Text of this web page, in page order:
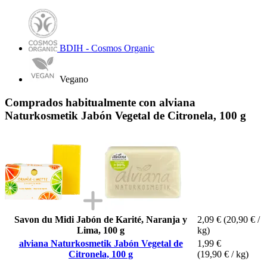
BDIH - Cosmos Organic
Vegano
Comprados habitualmente con alviana
Naturkosmetik Jabón Vegetal de Citronela, 100 g
Savon du Midi Jabón de Karité, Naranja y
Lima, 100 g
2,09 € (20,90 € /
kg)
alviana Naturkosmetik Jabón Vegetal de
Citronela, 100 g
1,99 €
(19,90 € / kg)